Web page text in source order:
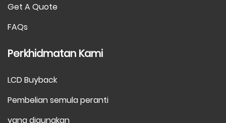
Get A Quote
FAQs
Perkhidmatan Kami
LCD Buyback
Pembelian semula peranti
yang digunakan